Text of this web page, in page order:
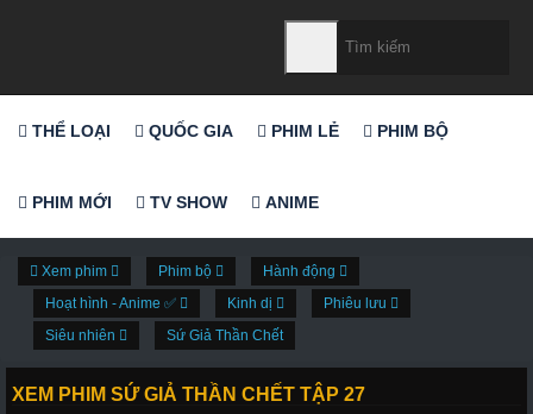
THỂ LOẠI QUỐC GIA PHIM LẺ PHIM BỘ
PHIM MỚI TV SHOW ANIME
Xem phim Phim bộ
Hành động
Hoạt hình - Anime ✅
Kinh dị
Phiêu lưu
Siêu nhiên
Sứ Giả Thần Chết
XEM PHIM SỨ GIẢ THẦN CHẾT TẬP 27